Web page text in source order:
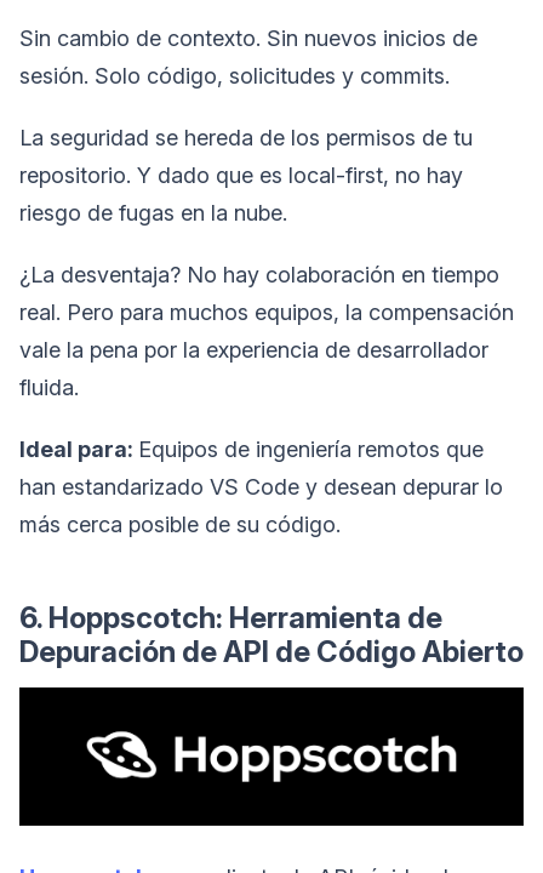
Sin cambio de contexto. Sin nuevos inicios de
sesión. Solo código, solicitudes y commits.
La seguridad se hereda de los permisos de tu
repositorio. Y dado que es local-first, no hay
riesgo de fugas en la nube.
¿La desventaja? No hay colaboración en tiempo
real. Pero para muchos equipos, la compensación
vale la pena por la experiencia de desarrollador
fluida.
Ideal para: Equipos de ingeniería remotos que
han estandarizado VS Code y desean depurar lo
más cerca posible de su código.
6. Hoppscotch: Herramienta de
Depuración de API de Código Abierto